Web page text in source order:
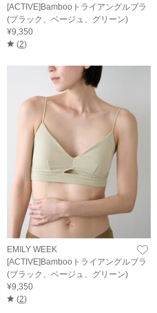
[ACTIVE]Bambooトライアングルブラ
(ブラック、ベージュ、グリーン)
¥9,350
(2)
EMILY WEEK
[ACTIVE]Bambooトライアングルブラ
(ブラック、ベージュ、グリーン)
¥9,350
(2)